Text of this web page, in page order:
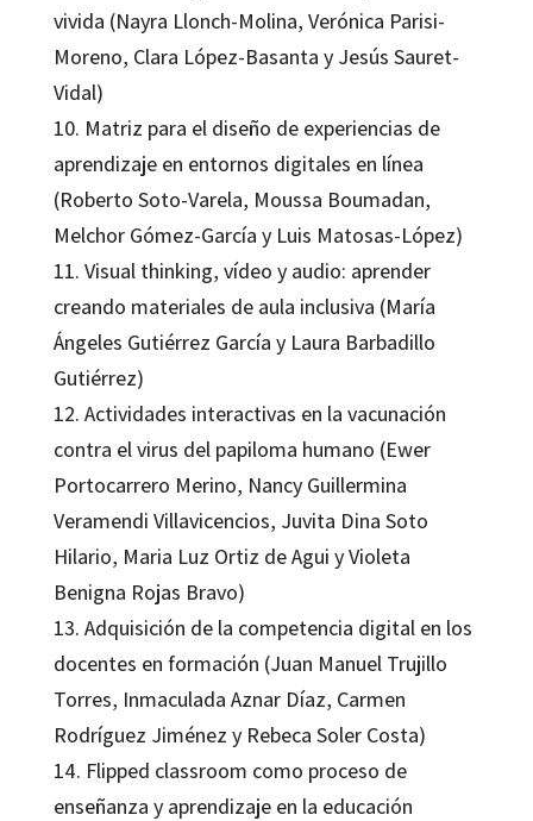
vivida (Nayra Llonch-Molina, Verónica Parisi-
Moreno, Clara López-Basanta y Jesús Sauret-
Vidal)
10. Matriz para el diseño de experiencias de
aprendizaje en entornos digitales en línea
(Roberto Soto-Varela, Moussa Boumadan,
Melchor Gómez-García y Luis Matosas-López)
11. Visual thinking, vídeo y audio: aprender
creando materiales de aula inclusiva (María
Ángeles Gutiérrez García y Laura Barbadillo
Gutiérrez)
12. Actividades interactivas en la vacunación
contra el virus del papiloma humano (Ewer
Portocarrero Merino, Nancy Guillermina
Veramendi Villavicencios, Juvita Dina Soto
Hilario, Maria Luz Ortiz de Agui y Violeta
Benigna Rojas Bravo)
13. Adquisición de la competencia digital en los
docentes en formación (Juan Manuel Trujillo
Torres, Inmaculada Aznar Díaz, Carmen
Rodríguez Jiménez y Rebeca Soler Costa)
14. Flipped classroom como proceso de
enseñanza y aprendizaje en la educación